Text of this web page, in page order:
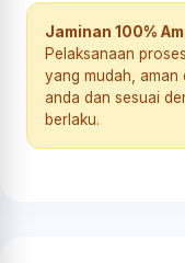
Jaminan 100%
Pelaksanaan
yang mudah, aman
anda dan sesuai
berlaku.